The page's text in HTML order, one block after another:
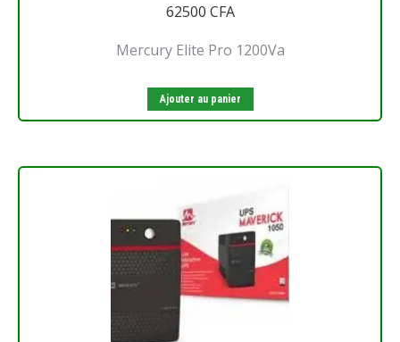
62500 CFA
Mercury Elite Pro 1200Va
Ajouter au panier